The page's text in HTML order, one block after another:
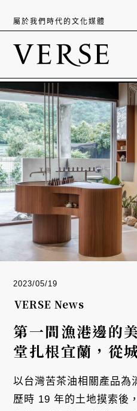
屬於我們時代的文化媒體
2023/05/19
VERSE News
第一間漁港邊的
堂扎根宜蘭，從
以台灣苦茶油相關產品為
歷時 19 年的土地摸索後